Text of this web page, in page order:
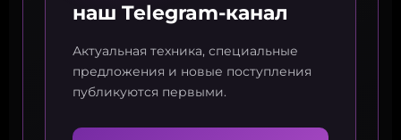
наш Telegram-канал
Актуальная техника, специальные
предложения и новые поступления
публикуются первыми.